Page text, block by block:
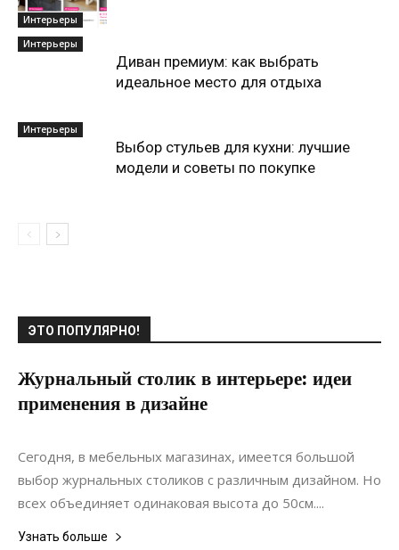
Интерьеры
Интерьеры
Диван премиум: как выбрать
идеальное место для отдыха
Интерьеры
Выбор стульев для кухни: лучшие
модели и советы по покупке
ЭТО ПОПУЛЯРНО!
Журнальный столик в интерьере: идеи
применения в дизайне
15.02.2018
Сегодня, в мебельных магазинах, имеется большой
выбор журнальных столиков с различным дизайном. Но
всех объединяет одинаковая высота до 50см....
Узнать больше